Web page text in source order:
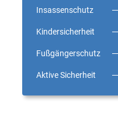
Insassenschutz
Kindersicherheit
Fußgängerschutz
Aktive Sicherheit